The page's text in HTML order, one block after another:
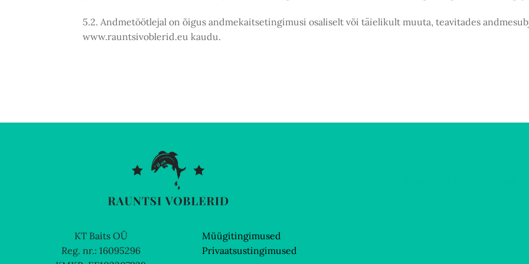
5.2. Andmetöötlejal on õigus andmekaitsetingimusi osaliselt või täielikult muuta, teavitades
www.rauntsivoblerid.eu kaudu.
KT Baits OÜ
Reg. nr.: 16095296
Müügitingimused
Privaatsustingimused